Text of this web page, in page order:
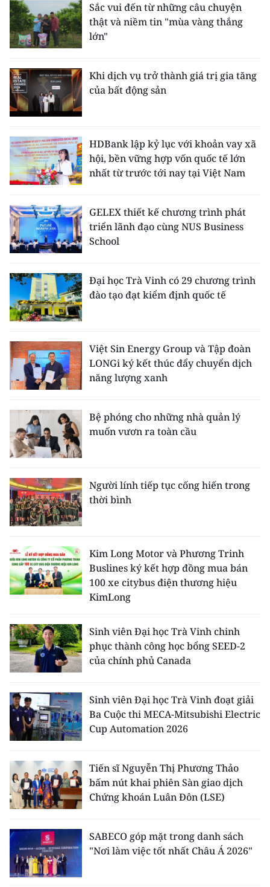
Sắc vui đến từ những câu chuyện
thật và niềm tin "mùa vàng thắng
lớn"
Khi dịch vụ trở thành giá trị gia tăng
của bất động sản
HDBank lập kỷ lục với khoản vay xã
hội, bền vững hợp vốn quốc tế lớn
nhất từ trước tới nay tại Việt Nam
GELEX thiết kế chương trình phát
triển lãnh đạo cùng NUS Business
School
Đại học Trà Vinh có 29 chương trình
đào tạo đạt kiểm định quốc tế
Việt Sin Energy Group và Tập đoàn
LONGi ký kết thúc đẩy chuyển dịch
năng lượng xanh
Bệ phóng cho những nhà quản lý
muốn vươn ra toàn cầu
Người lính tiếp tục cống hiến trong
thời bình
Kim Long Motor và Phương Trinh
Buslines ký kết hợp đồng mua bán
100 xe citybus điện thương hiệu
KimLong
Sinh viên Đại học Trà Vinh chinh
phục thành công học bổng SEED-2
của chính phủ Canada
Sinh viên Đại học Trà Vinh đoạt giải
Ba Cuộc thi MECA-Mitsubishi Electric
Cup Automation 2026
Tiến sĩ Nguyễn Thị Phương Thảo
bấm nút khai phiên Sàn giao dịch
Chứng khoán Luân Đôn (LSE)
SABECO góp mặt trong danh sách
"Nơi làm việc tốt nhất Châu Á 2026"